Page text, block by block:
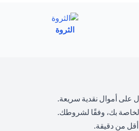
الثروة
على أموال نقدية سريعة.
من دقيقة.